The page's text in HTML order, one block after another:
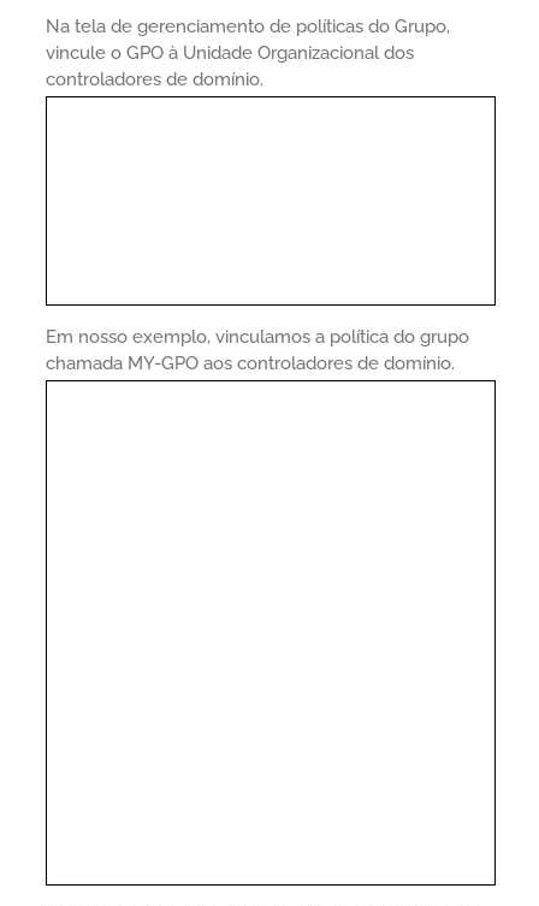
Na tela de gerenciamento de políticas do Grupo,
vincule o GPO à Unidade Organizacional dos
controladores de domínio.
Em nosso exemplo, vinculamos a política do grupo
chamada MY-GPO aos controladores de domínio.